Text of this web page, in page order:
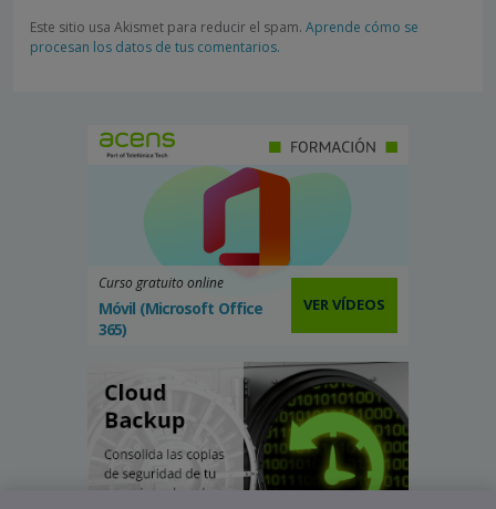
Este sitio usa Akismet para reducir el spam. Aprende cómo se
procesan los datos de tus comentarios.
Curso gratuito online
Móvil (Microsoft Office
365)
VER VÍDEOS